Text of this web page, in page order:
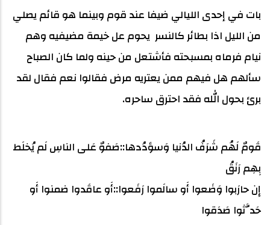
بات في إحدى الليالي ضيفا عند قوم وبينما هو قائم يصلي
من الليل اذا بطائر كالنسر يحوم عل خيمة مضيفيه وهم
نيام فرماه بمسبحته فأشتعل من حينه ولما كان الصباح
سألهم هل فيهم ممن يعتريه مرض فقالوا نعم فقال لقد
برئ بحول الله فقد احترق ساحره.
قَومٌ لَهُم شَرَفُ الدُنيا وَسؤدُدها::صَفوٌ عَلى الناسِ لَم يُخلَط
بِهِم رَنَقُ
إِن حارَبوا وَضَعوا أَو سالَموا رَفَعوا::أَو عاقَدوا ضمنوا أَو
حَدَّثوا صَدَقوا